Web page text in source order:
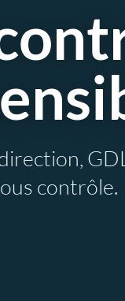
contrôle.